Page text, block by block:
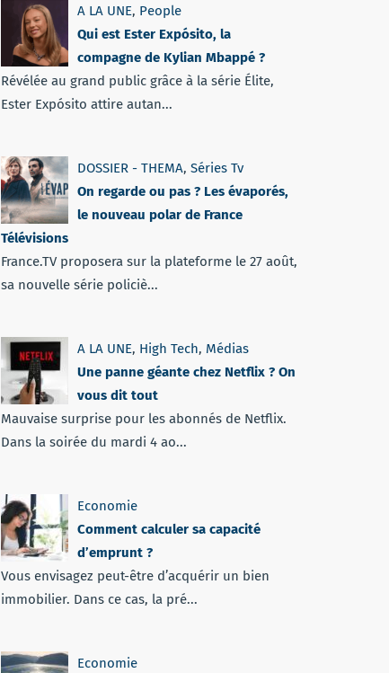
A LA UNE, People
Qui est Ester Expósito, la
compagne de Kylian Mbappé ?
Révélée au grand public grâce à la série Élite,
Ester Expósito attire autan...
DOSSIER - THEMA, Séries Tv
On regarde ou pas ? Les évaporés,
le nouveau polar de France
Télévisions
France.TV proposera sur la plateforme le 27 août,
sa nouvelle série policiè...
A LA UNE, High Tech, Médias
Une panne géante chez Netflix ? On
vous dit tout
Mauvaise surprise pour les abonnés de Netflix.
Dans la soirée du mardi 4 ao...
Economie
Comment calculer sa capacité
d’emprunt ?
Vous envisagez peut-être d’acquérir un bien
immobilier. Dans ce cas, la pré...
Economie